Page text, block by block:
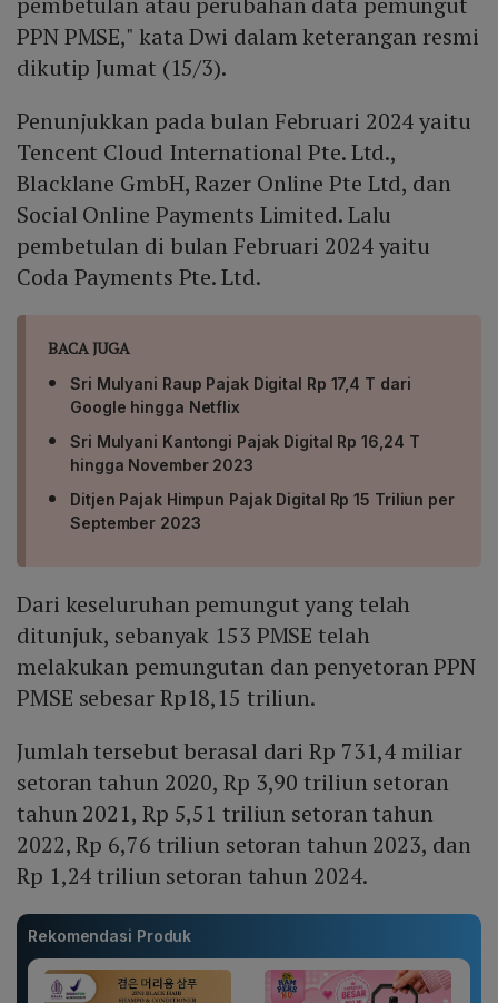
PPN PMSE," kata Dwi dalam keterangan resmi
dikutip Jumat (15/3).
Penunjukkan pada bulan Februari 2024 yaitu
Tencent Cloud International Pte. Ltd.,
Blacklane GmbH, Razer Online Pte Ltd, dan
Social Online Payments Limited. Lalu
pembetulan di bulan Februari 2024 yaitu
Coda Payments Pte. Ltd.
BACA JUGA
Sri Mulyani Raup Pajak Digital Rp 17,4 T dari
Google hingga Netflix
Sri Mulyani Kantongi Pajak Digital Rp 16,24 T
hingga November 2023
Ditjen Pajak Himpun Pajak Digital Rp 15 Triliun per
September 2023
Dari keseluruhan pemungut yang telah
ditunjuk, sebanyak 153 PMSE telah
melakukan pemungutan dan penyetoran PPN
PMSE sebesar Rp18,15 triliun.
Jumlah tersebut berasal dari Rp 731,4 miliar
setoran tahun 2020, Rp 3,90 triliun setoran
tahun 2021, Rp 5,51 triliun setoran tahun
2022, Rp 6,76 triliun setoran tahun 2023, dan
Rp 1,24 triliun setoran tahun 2024.
Rekomendasi Produk